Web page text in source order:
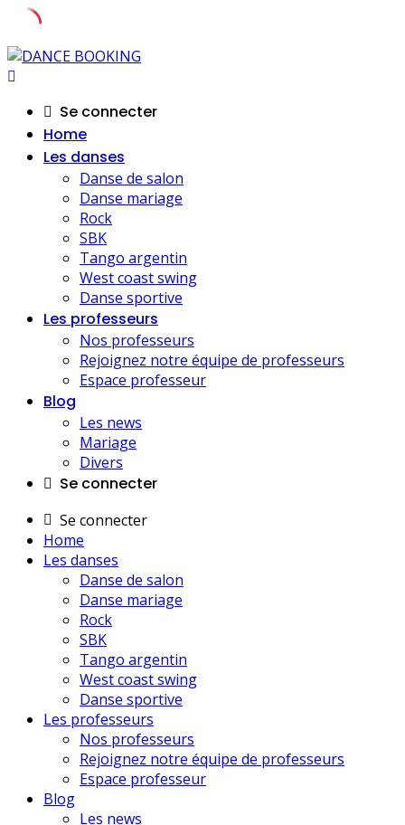
Skip
to
Se connecter
Home
Les danses
Danse de salon
Danse mariage
Rock
SBK
Tango argentin
West coast swing
Danse sportive
Les professeurs
Nos professeurs
Rejoignez notre équipe de professeurs
Espace professeur
Blog
Les news
Mariage
Divers
Se connecter
Se connecter
Home
Les danses
Danse de salon
Danse mariage
Rock
SBK
Tango argentin
West coast swing
Danse sportive
Les professeurs
Nos professeurs
Rejoignez notre équipe de professeurs
Espace professeur
Blog
Les news